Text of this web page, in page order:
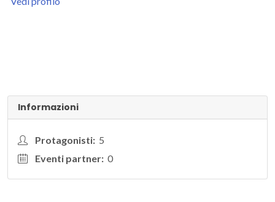
Informazioni
Protagonisti: 5
Eventi partner: 0